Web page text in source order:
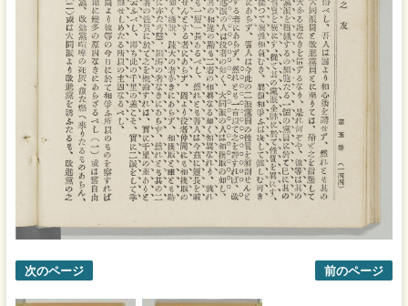
次のページ 前のページ